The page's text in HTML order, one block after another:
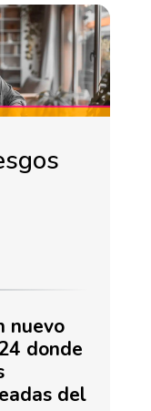
nuevo
donde
del